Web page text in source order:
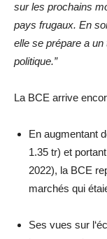
sur les prochains
pays frugaux. En
elle se prépare a
politique.”
La BCE arrive
En augmentant
1.35 tr) et
2022), la BCE
marchés qui
Ses vues sur